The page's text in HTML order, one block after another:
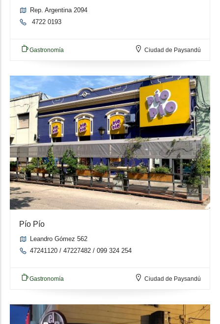
Rep. Argentina 2094
4722 0193
Gastronomía Ciudad de Paysandú
Pío Pío
Leandro Gómez 562
47241120 / 47227482 / 099 324 254
Gastronomía Ciudad de Paysandú